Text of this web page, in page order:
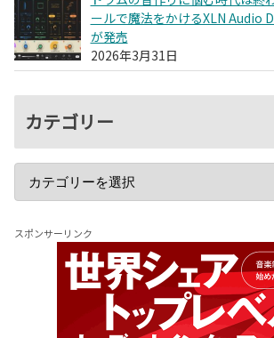
ールで魔法をかけるXLN Audio
が発売
2026年3月31日
カテゴリー
スポンサーリンク